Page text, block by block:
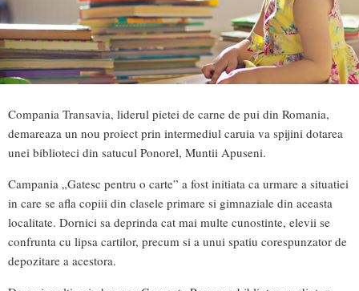
Compania Transavia, liderul pietei de carne de pui din Romania,
demareaza un nou proiect prin intermediul caruia va spijini dotarea
unei biblioteci din satucul Ponorel, Muntii Apuseni.
Campania „Gatesc pentru o carte” a fost initiata ca urmare a situatiei
in care se afla copiii din clasele primare si gimnaziale din aceasta
localitate. Dornici sa deprinda cat mai multe cunostinte, elevii se
confrunta cu lipsa cartilor, precum si a unui spatiu corespunzator de
depozitare a acestora.